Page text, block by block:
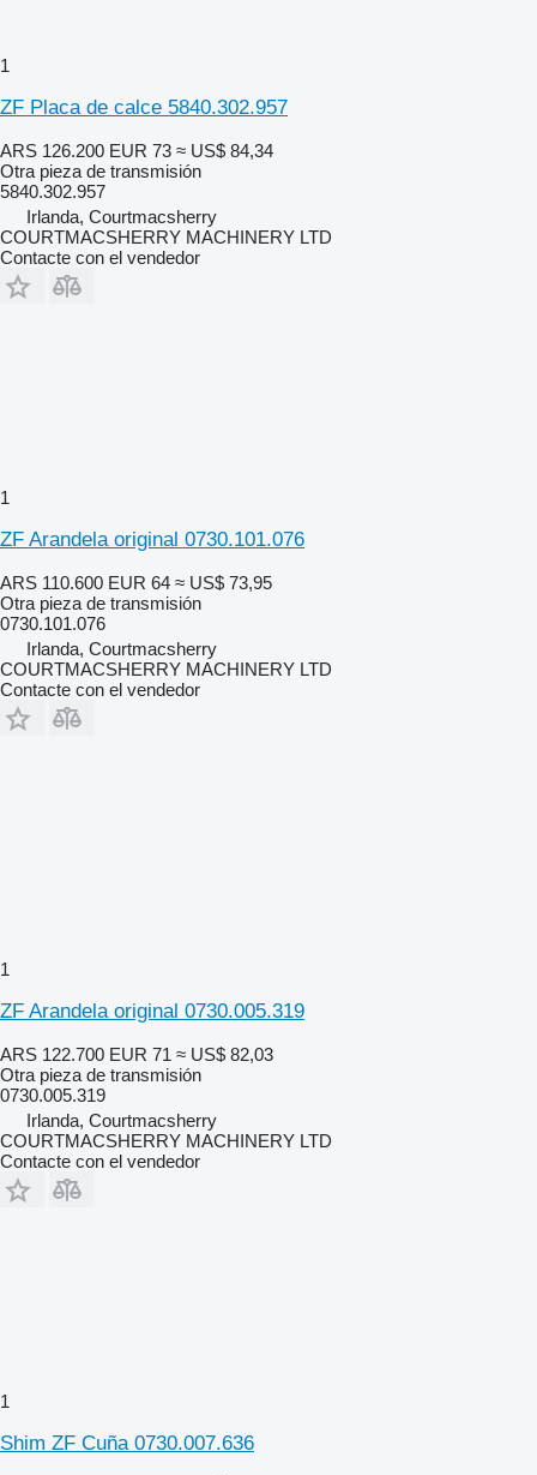
1
ZF Placa de calce 5840.302.957
ARS 126.200 EUR 73 ≈ US$ 84,34
Otra pieza de transmisión
5840.302.957
Irlanda, Courtmacsherry
COURTMACSHERRY MACHINERY LTD
Contacte con el vendedor
1
ZF Arandela original 0730.101.076
ARS 110.600 EUR 64 ≈ US$ 73,95
Otra pieza de transmisión
0730.101.076
Irlanda, Courtmacsherry
COURTMACSHERRY MACHINERY LTD
Contacte con el vendedor
1
ZF Arandela original 0730.005.319
ARS 122.700 EUR 71 ≈ US$ 82,03
Otra pieza de transmisión
0730.005.319
Irlanda, Courtmacsherry
COURTMACSHERRY MACHINERY LTD
Contacte con el vendedor
1
Shim ZF Cuña 0730.007.636